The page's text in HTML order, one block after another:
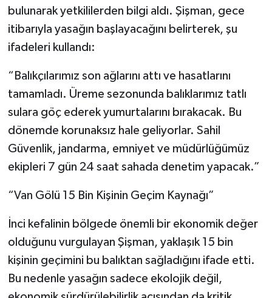
bulunarak yetkililerden bilgi aldı. Şişman, gece
itibarıyla yasağın başlayacağını belirterek, şu
ifadeleri kullandı:
“Balıkçılarımız son ağlarını attı ve hasatlarını
tamamladı. Üreme sezonunda balıklarımız tatlı
sulara göç ederek yumurtalarını bırakacak. Bu
dönemde korunaksız hale geliyorlar. Sahil
Güvenlik, jandarma, emniyet ve müdürlüğümüz
ekipleri 7 gün 24 saat sahada denetim yapacak.”
“Van Gölü 15 Bin Kişinin Geçim Kaynağı”
İnci kefalinin bölgede önemli bir ekonomik değer
olduğunu vurgulayan Şişman, yaklaşık 15 bin
kişinin geçimini bu balıktan sağladığını ifade etti.
Bu nedenle yasağın sadece ekolojik değil,